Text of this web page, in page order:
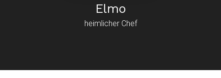
Elmo
heimlicher Chef